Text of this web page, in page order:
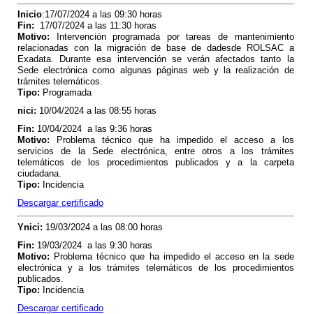
Inicio:17/07/2024 a las 09:30 horas
Fin:
17/07/2024 a las 11:30 horas
Motivo: Intervención programada por tareas de mantenimiento
relacionadas con la migración de base de dadesde ROLSAC a
Exadata. Durante esa intervención se verán afectados tanto la
Sede electrónica como algunas páginas web y la realización de
trámites telemáticos.
Tipo: Programada
nici: 10/04/2024 a las 08:55 horas
Fin: 10/04/2024 a las 9:36 horas
Motivo:
Problema técnico que ha impedido el acceso a los
servicios de la Sede electrónica, entre otros a los trámites
telemáticos de los procedimientos publicados y a la carpeta
ciudadana.
Tipo: Incidencia
Descargar certificado
Ynici: 19/03/2024 a las 08:00 horas
Fin: 19/03/2024 a las 9:30 horas
Motivo: Problema técnico que ha impedido el acceso en la sede
electrónica y a los trámites telemáticos de los procedimientos
publicados.
Tipo: Incidencia
Descargar certificado